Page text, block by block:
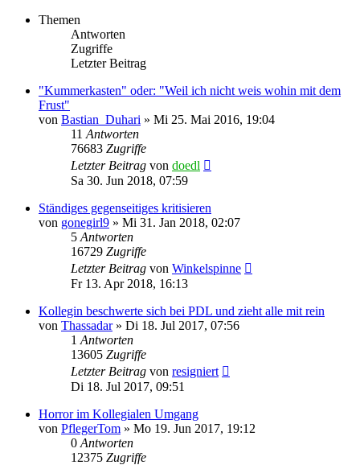
Themen
Antworten
Zugriffe
Letzter Beitrag
"Kummerkasten" oder: "Weil ich nicht weis wohin mit dem
Frust"
von Bastian_Duhari » Mi 25. Mai 2016, 19:04
11 Antworten
76683 Zugriffe
Letzter Beitrag von doedl
Sa 30. Jun 2018, 07:59
Ständiges gegenseitiges kritisieren
von gonegirl9 » Mi 31. Jan 2018, 02:07
5 Antworten
16729 Zugriffe
Letzter Beitrag von Winkelspinne
Fr 13. Apr 2018, 16:13
Kollegin beschwerte sich bei PDL und zieht alle mit rein
von Thassadar» Di 18. Jul 2017, 07:56
1 Antworten
13605 Zugriffe
Letzter Beitrag von resigniert
Di 18. Jul 2017, 09:51
Horror im Kollegialen Umgang
von PflegerTom » Mo 19. Jun 2017, 19:12
0 Antworten
12375 Zugriffe